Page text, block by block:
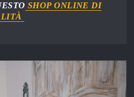
SHOP ONLINE DI